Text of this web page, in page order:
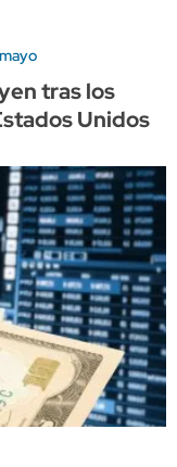
tras los
Unidos